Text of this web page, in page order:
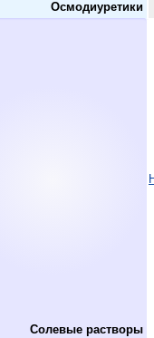
Осмодиуретики
Солевые растворы